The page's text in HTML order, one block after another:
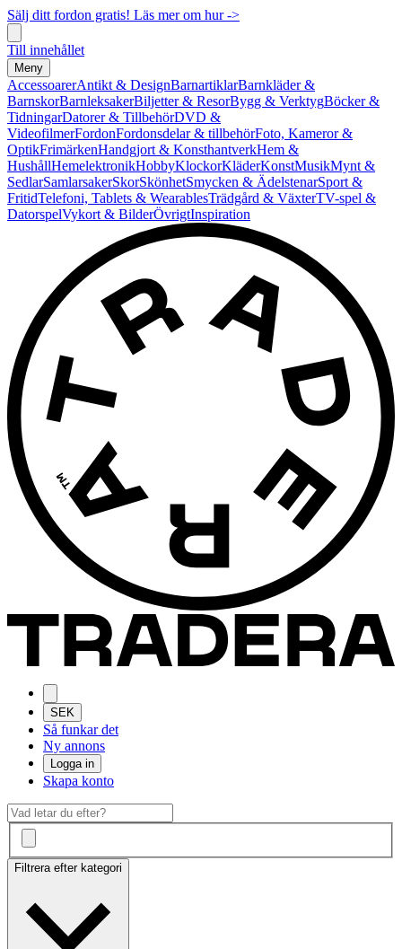
Sälj ditt fordon gratis! Läs mer om hur ->
Till innehållet
Meny
AccessoarerAntikt & DesignBarnartiklarBarnkläder &
BarnskorBarnleksakerBiljetter & ResorBygg & VerktygBöcker &
TidningarDatorer & TillbehörDVD &
VideofilmerFordonFordonsdelar & tillbehörFoto, Kameror &
OptikFrimärkenHandgjort & KonsthantverkHem &
HushållHemelektronikHobbyKlockorKläderKonstMusikMynt &
SedlarSamlarsakerSkorSkönhetSmycken & ÄdelstenarSport &
FritidTelefoni, Tablets & WearablesTrädgård & VäxterTV-spel &
DatorspelVykort & BilderÖvrigtInspiration
SEK
Så funkar det
Ny annons
Logga in
Skapa konto
Filtrera efter kategori